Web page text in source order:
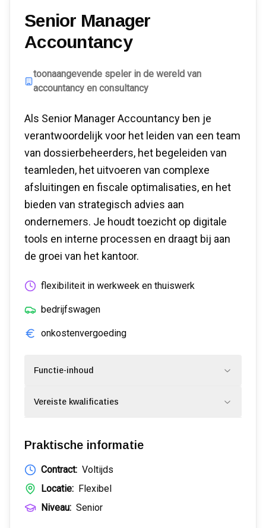
Senior Manager
Accountancy
toonaangevende speler in de wereld van
accountancy en consultancy
Als Senior Manager Accountancy ben je
verantwoordelijk voor het leiden van een team
van dossierbeheerders, het begeleiden van
teamleden, het uitvoeren van complexe
afsluitingen en fiscale optimalisaties, en het
bieden van strategisch advies aan
ondernemers. Je houdt toezicht op digitale
tools en interne processen en draagt bij aan
de groei van het kantoor.
flexibiliteit in werkweek en thuiswerk
bedrijfswagen
onkostenvergoeding
Functie-inhoud
Vereiste kwalificaties
Praktische informatie
Contract: Voltijds
Locatie: Flexibel
Niveau: Senior